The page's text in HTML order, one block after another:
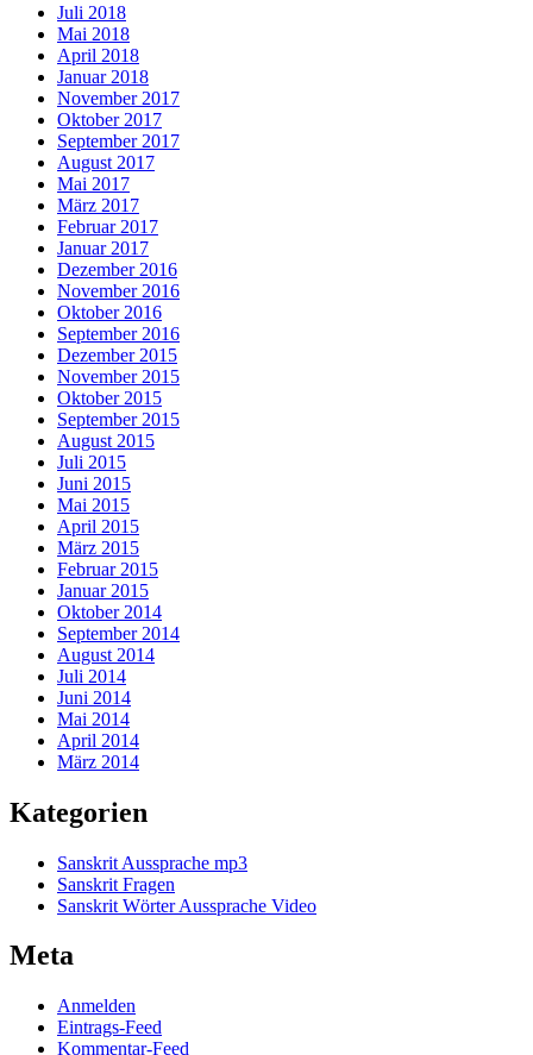
Juli 2018
Mai 2018
April 2018
Januar 2018
November 2017
Oktober 2017
September 2017
August 2017
Mai 2017
März 2017
Februar 2017
Januar 2017
Dezember 2016
November 2016
Oktober 2016
September 2016
Dezember 2015
November 2015
Oktober 2015
September 2015
August 2015
Juli 2015
Juni 2015
Mai 2015
April 2015
März 2015
Februar 2015
Januar 2015
Oktober 2014
September 2014
August 2014
Juli 2014
Juni 2014
Mai 2014
April 2014
März 2014
Kategorien
Sanskrit Aussprache mp3
Sanskrit Fragen
Sanskrit Wörter Aussprache Video
Meta
Anmelden
Eintrags-Feed
Kommentar-Feed